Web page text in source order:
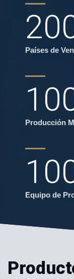
Países de
Producción
Equipo de